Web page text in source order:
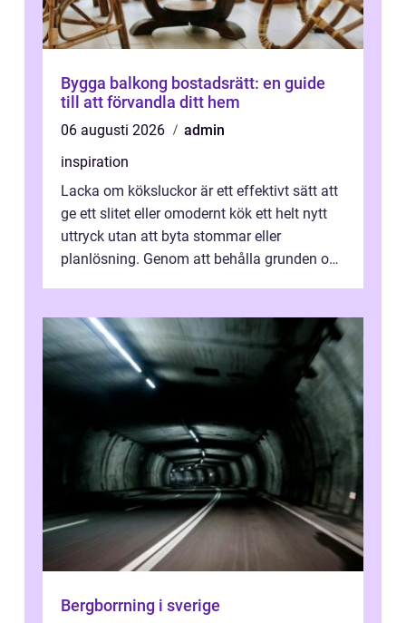
Bygga balkong bostadsrätt: en guide
till att förvandla ditt hem
06 augusti 2026
admin
inspiration
Lacka om köksluckor är ett effektivt sätt att
ge ett slitet eller omodernt kök ett helt nytt
uttryck utan att byta stommar eller
planlösning. Genom att behålla grunden och
Bergborrning i sverige